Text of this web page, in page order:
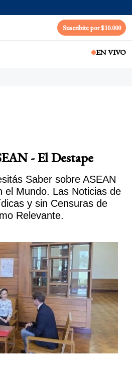
Suscribite por $10.000
EN VIVO
- El Destape
Saber sobre ASEAN
el Mundo. Las Noticias de
y sin Censuras de
Relevante.